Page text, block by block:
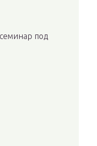
под